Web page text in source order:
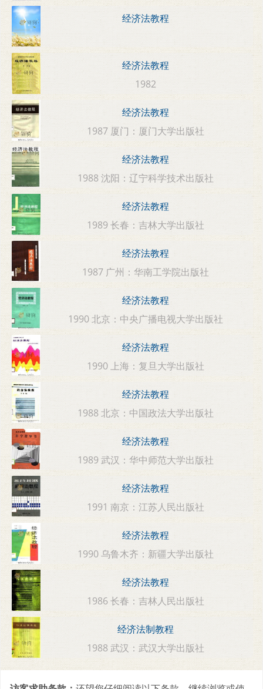
经济法教程
经济法教程
1982
经济法教程
1987 厦门：厦门大学出版社
经济法教程
1988 沈阳：辽宁科学技术出版社
经济法教程
1989 长春：吉林大学出版社
经济法教程
1987 广州：华南工学院出版社
经济法教程
1990 北京：中央广播电视大学出版社
经济法教程
1990 上海：复旦大学出版社
经济法教程
1988 北京：中国政法大学出版社
经济法教程
1989 武汉：华中师范大学出版社
经济法教程
1991 南京：江苏人民出版社
经济法教程
1990 乌鲁木齐：新疆大学出版社
经济法教程
1986 长春：吉林人民出版社
经济法制教程
1988 武汉：武汉大学出版社